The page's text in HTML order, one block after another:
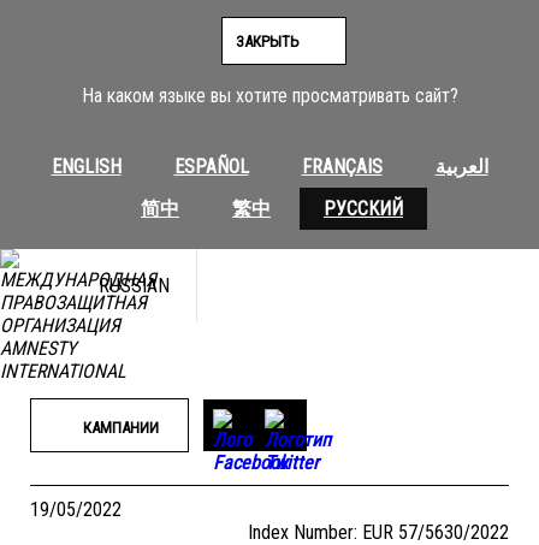
На каком языке вы хотите просматривать сайт?
ENGLISH ESPAÑOL FRANÇAIS
العربية
简中
繁中 РУССКИЙ
ЗАКРЫТЬ
RUSSIAN
КАМПАНИИ
19/05/2022
Index Number: EUR 57/5630/2022